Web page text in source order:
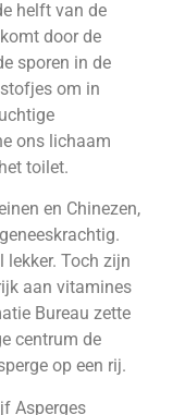
helft van de
door de
sporen in de
om in
ons lichaam
toilet.
en Chinezen,
lekker. Toch zijn
aan vitamines
Bureau zette
centrum de
op een rij.
Asperges